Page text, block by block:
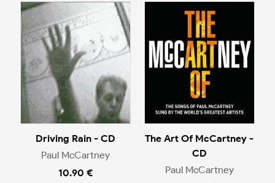
Driving Rain - CD
Paul McCartney
10.90 €
The Art Of McCartney -
CD
Paul McCartney